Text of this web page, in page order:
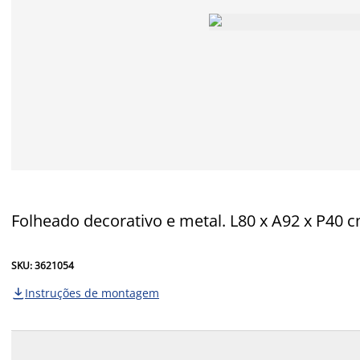
Folheado decorativo e metal. L80 x A92 x P40
SKU: 3621054
 Instruções de montagem